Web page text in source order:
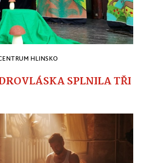
HLINSKO
SPLNILA